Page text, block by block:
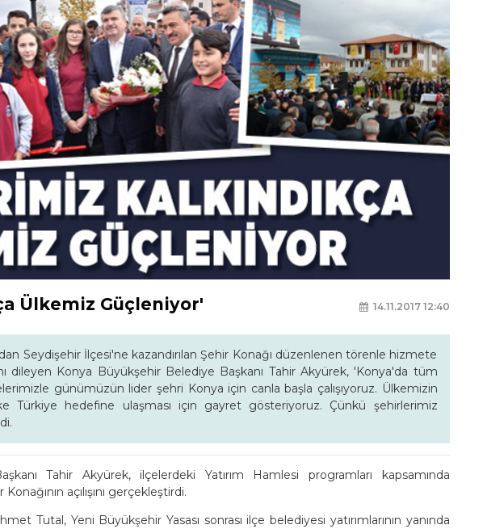
Ülkemiz Güçleniyor' 14.11.2017 12:40
Seydişehir İlçesi'ne kazandırılan Şehir Konağı düzenlenen törenle hizmete
dileyen Konya Büyükşehir Belediye Başkanı Tahir Akyürek, 'Konya'da tüm
günümüzün lider şehri Konya için canla başla çalışıyoruz. Ülkemizin
Türkiye hedefine ulaşması için gayret gösteriyoruz. Çünkü şehirlerimiz
Tahir Akyürek, ilçelerdeki Yatırım Hamlesi programları kapsamında
açılışını gerçekleştirdi.
Tutal, Yeni Büyükşehir Yasası sonrası ilçe belediyesi yatırımlarının yanında